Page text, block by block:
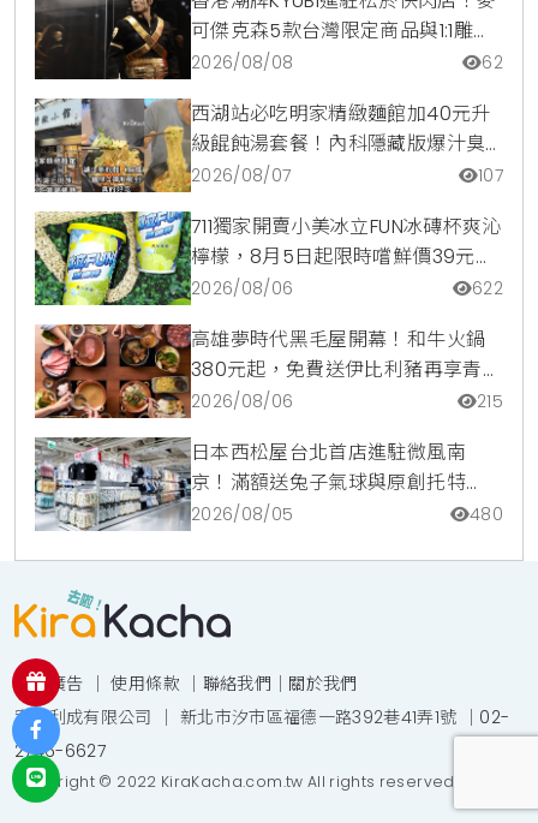
可傑克森5款台灣限定商品與1:1雕像
震撼登場
2026/08/08 62
西湖站必吃明家精緻麵館加40元升
級餛飩湯套餐！內科隱藏版爆汁臭
豆腐麵與牛肉麵疙瘩平價攻略
2026/08/07 107
711獨家開賣小美冰立FUN冰磚杯爽沁
檸檬，8月5日起限時嚐鮮價39元特
調咖啡氣泡水超讚
2026/08/06 622
高雄夢時代黑毛屋開幕！和牛火鍋
380元起，免費送伊比利豬再享青森
蘋果冰淇淋加購價。
2026/08/06 215
日本西松屋台北首店進駐微風南
京！滿額送兔子氣球與原創托特
包，指定夏裝享8折優惠
2026/08/05 480
投放廣告 ｜使用條款 ｜ 聯絡我們 ｜ 關於我們
宥達利成有限公司 ｜ 新北市汐市區福德一路392巷41弄1號 ｜ 02-
2746-6627
Copyright © 2022 KiraKacha.com.tw All rights reserved